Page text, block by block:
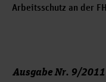
Arbeitsschutz an der
Ausgabe Nr. 9/